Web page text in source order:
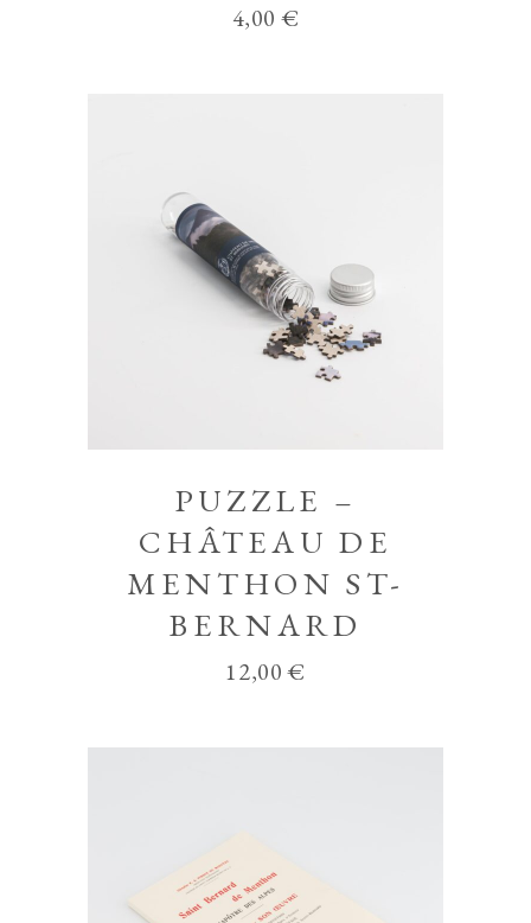
4,00€
PUZZLE –
CHÂTEAU DE
MENTHON ST-
BERNARD
12,00€